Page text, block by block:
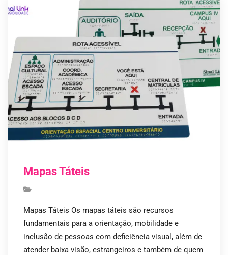
Mapas Táteis
Mapas Táteis Os mapas táteis são recursos
fundamentais para a orientação, mobilidade e
inclusão de pessoas com deficiência visual, além de
atender baixa visão, estrangeiros e também de quem